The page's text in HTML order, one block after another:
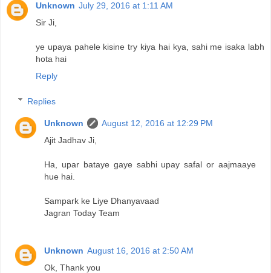
Unknown July 29, 2016 at 1:11 AM
Sir Ji,
ye upaya pahele kisine try kiya hai kya, sahi me isaka labh
hota hai
Reply
Replies
Unknown
August 12, 2016 at 12:29 PM
Ajit Jadhav Ji,
Ha, upar bataye gaye sabhi upay safal or aajmaaye
hue hai.
Sampark ke Liye Dhanyavaad
Jagran Today Team
Unknown August 16, 2016 at 2:50 AM
Ok, Thank you